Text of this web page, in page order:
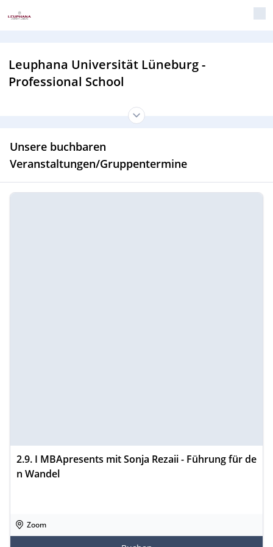
Leuphana Universität Lüneburg -
Professional School
Unsere buchbaren
Veranstaltungen/Gruppentermine
2.9. I MBApresents mit Sonja Rezaii - Führung für de
n Wandel
Zoom